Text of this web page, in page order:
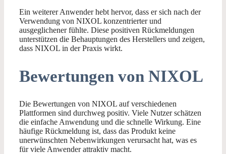
Ein weiterer Anwender hebt hervor, dass er sich nach der
Verwendung von NIXOL konzentrierter und
ausgeglichener fühlte. Diese positiven Rückmeldungen
unterstützen die Behauptungen des Herstellers und zeigen,
dass NIXOL in der Praxis wirkt.
Bewertungen von NIXOL
Die Bewertungen von NIXOL auf verschiedenen
Plattformen sind durchweg positiv. Viele Nutzer schätzen
die einfache Anwendung und die schnelle Wirkung. Eine
häufige Rückmeldung ist, dass das Produkt keine
unerwünschten Nebenwirkungen verursacht hat, was es
für viele Anwender attraktiv macht.